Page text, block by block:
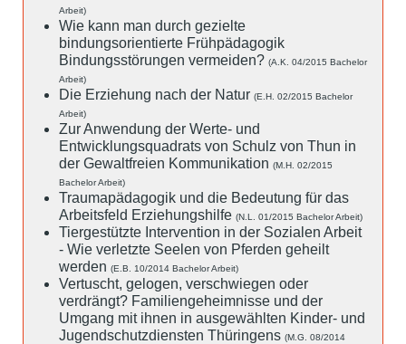
Arbeit)
Wie kann man durch gezielte
bindungsorientierte Frühpädagogik
Bindungsstörungen vermeiden? (A.K. 04/2015 Bachelor
Arbeit)
Die Erziehung nach der Natur (E.H. 02/2015 Bachelor
Arbeit)
Zur Anwendung der Werte- und
Entwicklungsquadrats von Schulz von Thun in
der Gewaltfreien Kommunikation (M.H. 02/2015
Bachelor Arbeit)
Traumapädagogik und die Bedeutung für das
Arbeitsfeld Erziehungshilfe (N.L. 01/2015 Bachelor Arbeit)
Tiergestützte Intervention in der Sozialen Arbeit
- Wie verletzte Seelen von Pferden geheilt
werden (E.B. 10/2014 Bachelor Arbeit)
Vertuscht, gelogen, verschwiegen oder
verdrängt? Familiengeheimnisse und der
Umgang mit ihnen in ausgewählten Kinder- und
Jugendschutzdiensten Thüringens (M.G. 08/2014